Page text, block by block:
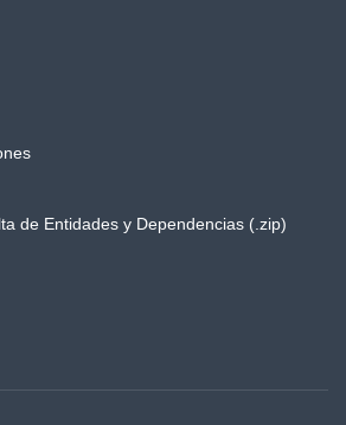
de Entidades y Dependencias (.zip)